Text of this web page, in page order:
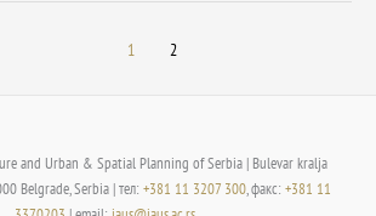
1 2
and Urban & Spatial Planning of Serbia | Bulevar kralja
Belgrade, Serbia | тел: +381 11 3207 300, факс: +381 11